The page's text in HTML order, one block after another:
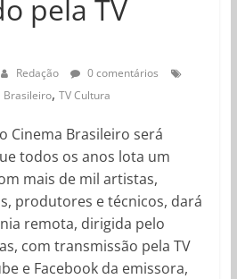
pela TV
Redação
0 comentários
Brasileiro, TV Cultura
Cinema Brasileiro será
todos os anos lota um
mais de mil artistas,
produtores e técnicos, dará
remota, dirigida pelo
com transmissão pela TV
e Facebook da emissora,